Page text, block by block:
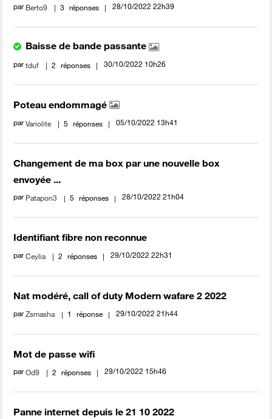
par Berto9 3 réponses ‎28/10/2022 22h39
Baisse de bande passante
partduf 2 réponses ‎30/10/2022 10h26
Poteau endommagé
parVariolite 5 réponses ‎05/10/2022 13h41
Changement de ma box par une nouvelle box
envoyée ...
par Patapon3 5 réponses ‎28/10/2022 21h04
Identifiant fibre non reconnue
parCeylia 2 réponses ‎29/10/2022 22h31
Nat modéré, call of duty Modern wafare 2 2022
parZsmasha 1 réponse ‎29/10/2022 21h44
Mot de passe wifi
parOd9 2 réponses ‎29/10/2022 15h46
Panne internet depuis le 21 10 2022